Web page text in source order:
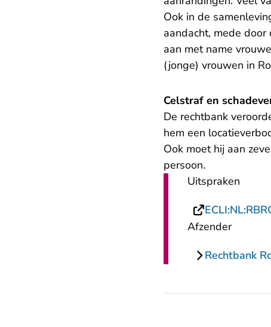
Ook in de
aandacht, mede
aan met name
(jonge) vrouwen in
Celstraf en
De rechtbank
hem een
Ook moet hij aan
persoon.
Uitspraken
Afzender
Rechtbank